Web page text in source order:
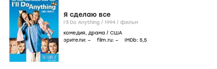
Я сделаю все
I'll Do Anything / 1994 / фильм
комедия, драма / США
зрители: – film.ru: – IMDb: 5,5